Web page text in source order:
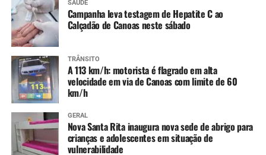
SAÚDE
Campanha leva testagem de Hepatite C ao
Calçadão de Canoas neste sábado
TRÂNSITO
A 113 km/h: motorista é flagrado em alta
velocidade em via de Canoas com limite de 60
km/h
GERAL
Nova Santa Rita inaugura nova sede de abrigo para
crianças e adolescentes em situação de
vulnerabilidade